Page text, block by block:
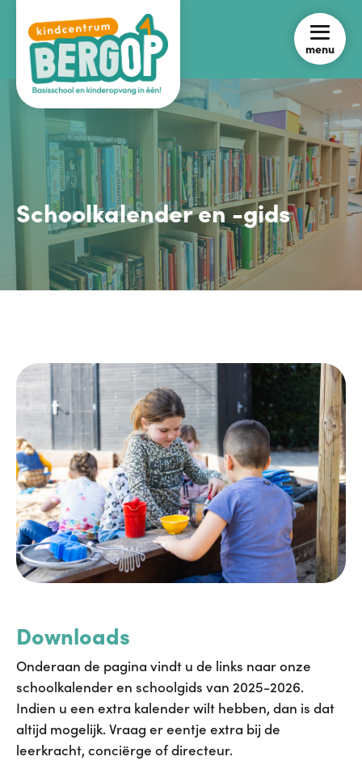
menu
Schoolkalender en -gids
Downloads
Onderaan de pagina vindt u de links naar onze
schoolkalender en schoolgids van 2025-2026.
Indien u een extra kalender wilt hebben, dan is dat
altijd mogelijk. Vraag er eentje extra bij de
leerkracht, conciërge of directeur.